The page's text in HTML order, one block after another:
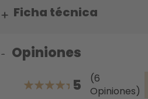
Ficha técnica
Opiniones
5
(6
Opiniones)